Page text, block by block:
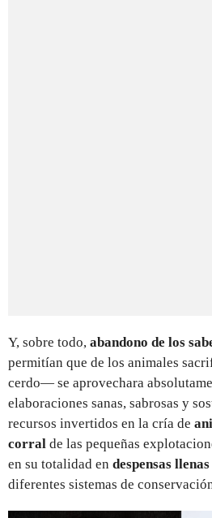
Y, sobre todo, abandono de los
permitían que de los animales
cerdo— se aprovechara
elaboraciones sanas, sabrosas y
recursos invertidos en la cría de
corral de las pequeñas
en su totalidad en despensas
diferentes sistemas de